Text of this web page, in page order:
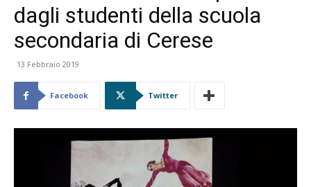
dagli studenti della scuola
secondaria di Cerese
13 Febbraio 2019
Facebook Twitter